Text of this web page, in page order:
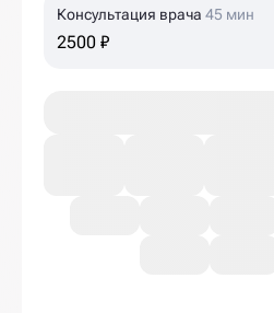
Консультация врача 45 мин
2500 ₽